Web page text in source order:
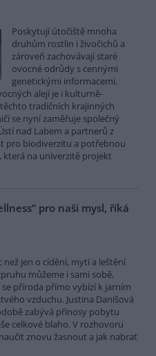
Poskytují útočiště mnoha
druhům rostlin i živočichů a
zároveň zachovávají staré
ovocné odrůdy s cennými
genetickými informacemi.
alejí je i kulturně-
tradičních krajinných
se nyní zaměřuje společný
nad Labem a partnerů z
pro biodiverzitu a potřebnou
která na univerzitě projekt
pro naši mysl, říká
jen o cídění, mytí a leštění
můžeme i sami sobě,
příroda přímo vybízí k jarním
vzduchu. Justina Danišová
zabývá přínosy pobytu
celkové blaho. V rozhovoru
znovu žasnout a jak nabrat